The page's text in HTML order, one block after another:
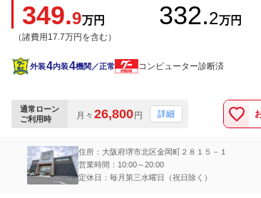
349.9万円
（諸費用17.7万円を含む）
332.2万円
外装4内装4機関／正常 コンピューター診断済
通常ローン
ご利用時
月々 26,800円 詳細
住所：大阪府堺市北区金岡町２８１５－１
営業時間：10:00～20:00
定休日：毎月第三水曜日（祝日除く）